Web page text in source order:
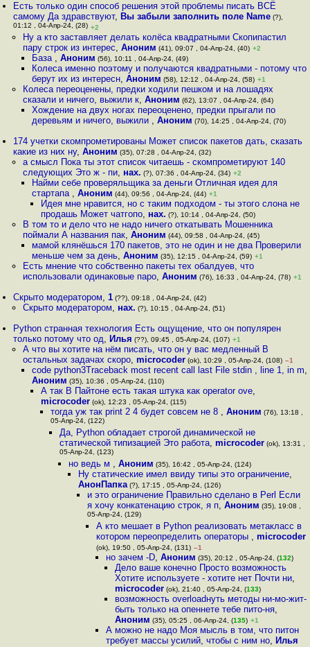
Есть только один способ решения этой проблемы писать ВСЁ
самому Да здравствуют, Вы забыли заполнить поле Name (?),
01:12 , 04-Апр-24, (28) +2
Ну а кто заставляет делать колёса квадратными Скопипастил
пару строк из интерес, Аноним (41), 09:07 , 04-Апр-24, (40) +2
База , Аноним (56), 10:11 , 04-Апр-24, (49)
Колеса именно поэтому и получаются квадратными - потому что
берут их из интересн, Аноним (58), 12:12 , 04-Апр-24, (58) +1
Колеса переоценены, предки ходили пешком и на лошадях
сказали и ничего, выжили к, Аноним (62), 13:07 , 04-Апр-24, (64)
Хождение на двух ногах переоценено, предки прыгали по
деревьям и ничего, выжили , Аноним (70), 14:25 , 04-Апр-24, (70)
174 учетки скомпрометированы Может список пакетов дать, сказать
какие из них ну,Аноним (35), 07:28 , 04-Апр-24, (32)
а смысл Пока ты этот список читаешь - скомпрометируют 140
следующих Это ж - пи, нах. (?), 07:36 , 04-Апр-24, (34) +2
Найми себе проверяльщика за деньги Отличная идея для
стартапа , Аноним (44), 09:56 , 04-Апр-24, (44) +1
Идея мне нравится, но с таким подходом - ты этого слона не
продашь Может чатгопо, нах. (?), 10:14 , 04-Апр-24, (50)
В том то и дело что не надо ничего откатывать Мошенника
поймали А названия пак, Аноним (44), 09:58 , 04-Апр-24, (45)
мамой клянёшься 170 пакетов, это не один и не два Проверили
меньше чем за день, Аноним (35), 12:15 , 04-Апр-24, (59) +1
Есть мнение что собственно пакеты тех обалдуев, что
использовали одинаковые паро, Аноним (76), 16:33 , 04-Апр-24, (78) +1
Скрыто модератором,1 (??), 09:18 , 04-Апр-24, (42)
Скрыто модератором, нах. (?), 10:15 , 04-Апр-24, (51)
Python странная технология Есть ощущение, что он популярен
только потому что од, Илья (??), 09:45 , 05-Апр-24, (107) +1
А что вы хотите на нём писать, что он у вас медленный В
остальных задачах скоро, microcoder(ok), 10:29 , 05-Апр-24, (108) –1
code python3Traceback most recent call last File stdin , line 1, in m,
Аноним (35), 10:36 , 05-Апр-24, (110)
А так В Пайтоне есть такая штука как operator ove,
microcoder (ok), 12:23 , 05-Апр-24, (115)
тогда уж так print 2 4 будет совсем не 8 , Аноним (76), 13:18 ,
05-Апр-24, (122)
Да, Python обладает строгой динамической не
статической типизацией Это работа, microcoder(ok), 13:31 ,
05-Апр-24, (123)
но ведь м ,Аноним (35), 16:42 , 05-Апр-24, (124)
Ну статические имел ввиду типы это ограничение,
АнонПапка(?), 17:15 , 05-Апр-24, (126)
и это ограничение Правильно сделано в Perl Если
я хочу конкатенацию строк, я п, Аноним (35), 19:08 ,
05-Апр-24, (129)
А кто мешает в Python реализовать метакласс в
котором переопределить операторы ,microcoder
(ok), 19:50 , 05-Апр-24, (131) –1
но зачем -D, Аноним (35), 20:12 , 05-Апр-24, (132)
Дело ваше конечно Просто возможность
Хотите используете - хотите нет Почти ни,
microcoder(ok), 21:40 , 05-Апр-24, (133)
возможность overloadнуть методы ни-мо-жит-
быть только на опеннете тебе пито-ня,
Аноним (35), 05:25 , 06-Апр-24, (135) +1
А можно не надо Моя мысль в том, что питон
требует массы усилий, чтобы с ним но, Илья